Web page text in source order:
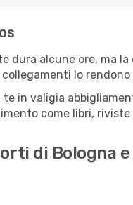
dura alcune ore, ma
lo rendono
in valigia
come libri, riviste
di Bologna e